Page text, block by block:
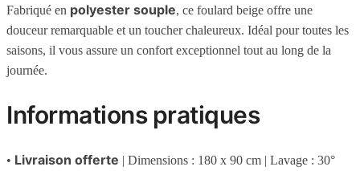
Fabriqué en polyester souple, ce foulard beige offre une
douceur remarquable et un toucher chaleureux. Idéal pour toutes les
saisons, il vous assure un confort exceptionnel tout au long de la
journée.
Informations pratiques
• Livraison offerte | Dimensions : 180 x 90 cm | Lavage : 30°